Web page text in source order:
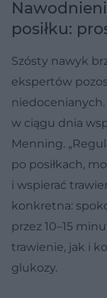
posiłku:
Szósty nawyk
ekspertów
niedocenianych.
w ciągu dnia
Menning.
po posiłkach,
i wspierać
konkretna:
przez 10–15
trawienie, jak i
glukozy.